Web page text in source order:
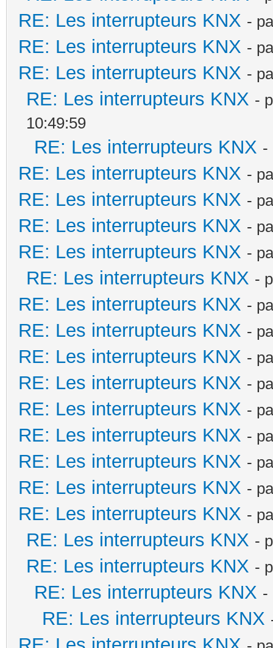
RE: Les interrupteurs KNX -
RE: Les interrupteurs KNX -
RE: Les interrupteurs KNX -
RE: Les interrupteurs KNX -
10:49:59
RE: Les interrupteurs KNX -
RE: Les interrupteurs KNX -
RE: Les interrupteurs KNX -
RE: Les interrupteurs KNX -
RE: Les interrupteurs KNX -
RE: Les interrupteurs KNX -
RE: Les interrupteurs KNX -
RE: Les interrupteurs KNX -
RE: Les interrupteurs KNX -
RE: Les interrupteurs KNX -
RE: Les interrupteurs KNX -
RE: Les interrupteurs KNX -
RE: Les interrupteurs KNX -
RE: Les interrupteurs KNX -
RE: Les interrupteurs KNX -
RE: Les interrupteurs KNX -
RE: Les interrupteurs KNX -
RE: Les interrupteurs KNX -
RE: Les interrupteurs KNX